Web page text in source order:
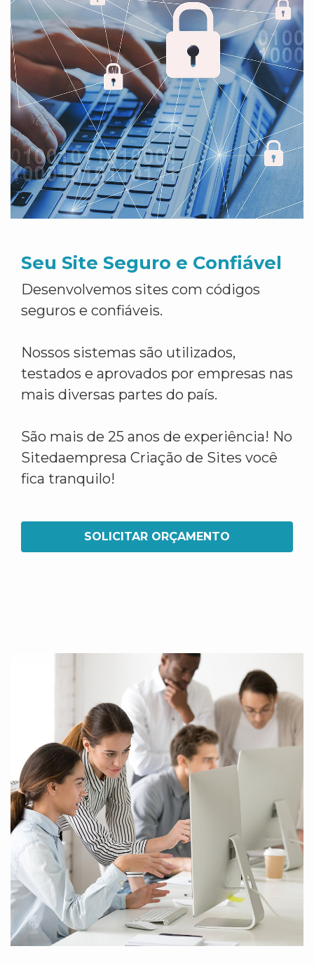
Seu Site Seguro e Confiável
Desenvolvemos sites com códigos
seguros e confiáveis.
Nossos sistemas são utilizados,
testados e aprovados por empresas nas
mais diversas partes do país.
São mais de 25 anos de experiência! No
Sitedaempresa Criação de Sites você
fica tranquilo!
SOLICITAR ORÇAMENTO